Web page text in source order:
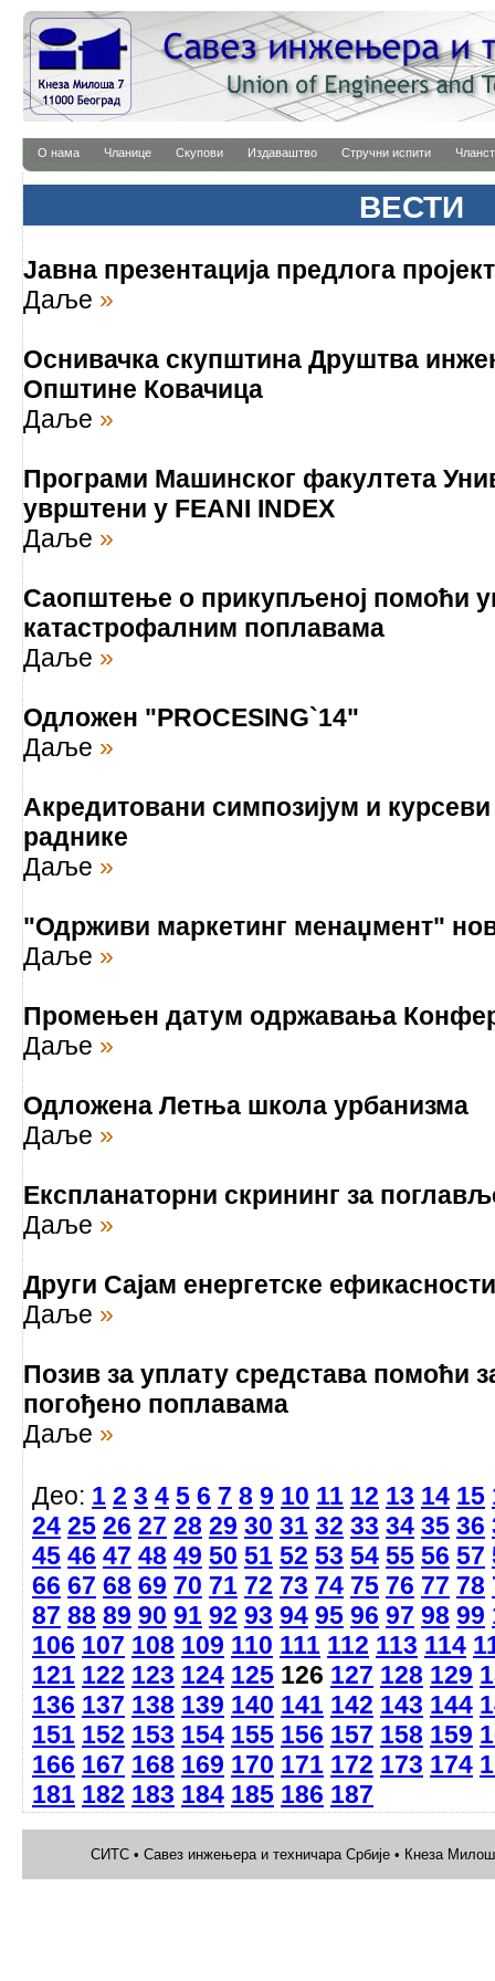
О нама Чланице Скупови Издаваштво Стручни испити
ВЕСТИ
Јавна презентација предлога
Даље »
Оснивачка скупштина Друштва
Општине Ковачица
Даље »
Програми Машинског факултета
уврштени у FEANI INDEX
Даље »
Саопштење о прикупљеној помоћи
катастрофалним поплавама
Даље »
Одложен "PROCESING`14"
Даље »
Акредитовани симпозијум и курсеви
раднике
Даље »
"Одрживи маркетинг менаџмент"
Даље »
Промењен датум одржавања
Даље »
Одложена Летња школа урбанизма
Даље »
Експланаторни скрининг за
Даље »
Други Сајам енергетске ефикасности
Даље »
Позив за уплату средстава помоћи
погођено поплавама
Даље »
Део: 1 2 3 4 5 6 7 8 9 10 11 12 13 14 15
24 25 26 27 28 29 30 31 32 33 34 35 36
45 46 47 48 49 50 51 52 53 54 55 56 57
66 67 68 69 70 71 72 73 74 75 76 77 78
87 88 89 90 91 92 93 94 95 96 97 98 99
106 107 108 109 110 111 112 113 114
121 122 123 124 125 126 127 128 129
136 137 138 139 140 141 142 143 144
151 152 153 154 155 156 157 158 159
166 167 168 169 170 171 172 173 174
181 182 183 184 185 186 187
СИТС • Савез инжењера и техничара Србије • Кнеза